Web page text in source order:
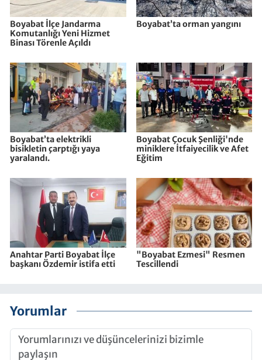
Boyabat İlçe Jandarma
Komutanlığı Yeni Hizmet
Binası Törenle Açıldı
Boyabat’ta orman yangını
Boyabat’ta elektrikli
bisikletin çarptığı yaya
yaralandı.
Boyabat Çocuk Şenliği'nde
miniklere İtfaiyecilik ve Afet
Eğitim
Anahtar Parti Boyabat İlçe
başkanı Özdemir istifa etti
"Boyabat Ezmesi" Resmen
Tescillendi
Yorumlar